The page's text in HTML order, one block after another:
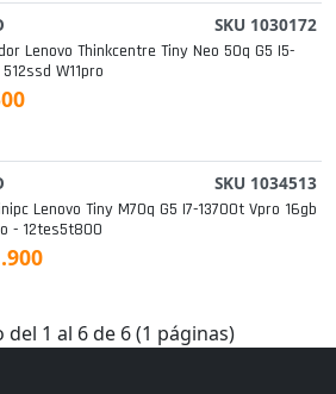
SKU 1030172
Lenovo Thinkcentre Tiny Neo 50q G5 I5-
W11pro
SKU 1034513
Lenovo Tiny M70q G5 I7-13700t Vpro 16gb
- 12tes5t800
1 al 6 de 6 (1 páginas)